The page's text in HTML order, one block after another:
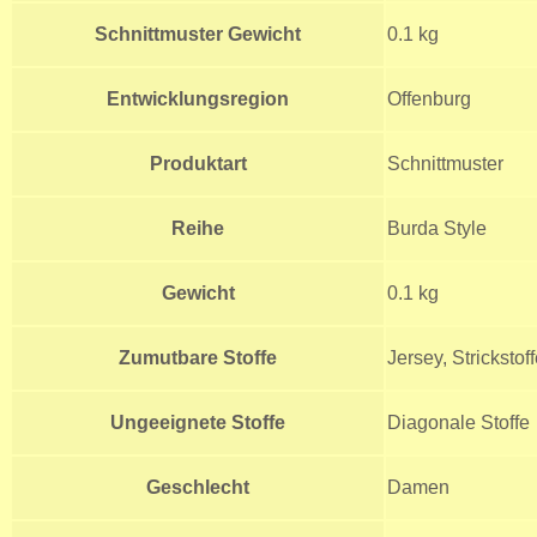
Schnittmuster Gewicht 0.1 kg
Entwicklungsregion Offenburg
Produktart Schnittmuster
Reihe Burda Style
Gewicht 0.1 kg
Zumutbare Stoffe Jersey,
Ungeeignete Stoffe Diagonale Stoffe
Geschlecht Damen